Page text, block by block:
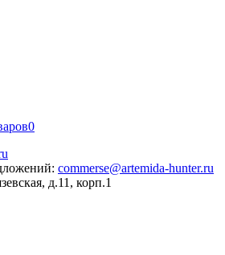
0
commerse@artemida-hunter.ru
д.11, корп.1